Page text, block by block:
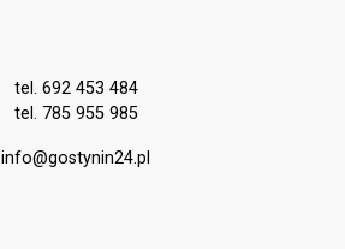
tel. 692 453 484
tel. 785 955 985
info@gostynin24.pl